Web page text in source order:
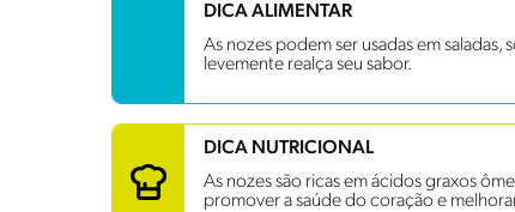
DICA ALIMENTAR
As nozes podem ser usadas em saladas,
levemente realça seu sabor.
DICA NUTRICIONAL
As nozes são ricas em ácidos graxos
promover a saúde do coração e